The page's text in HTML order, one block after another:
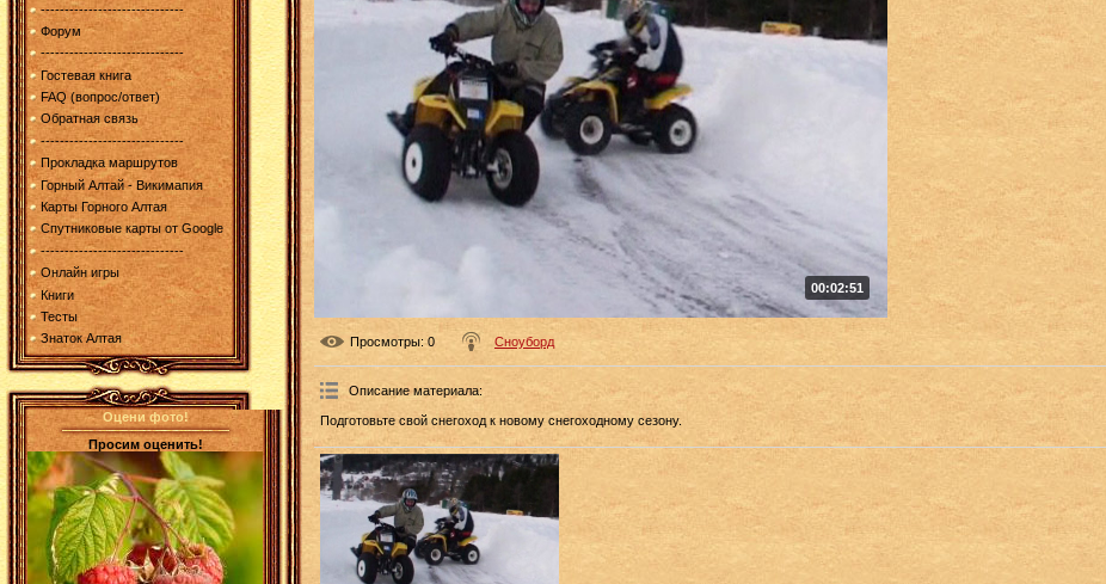
------------------------------
Форум
------------------------------
Гостевая книга
FAQ (вопрос/ответ)
Обратная связь
------------------------------
Прокладка маршрутов
Горный Алтай - Викимапия
Карты Горного Алтая
Спутниковые карты от Google
------------------------------
Онлайн игры
Книги
Тесты
Знаток Алтая
Оцени фото!
Просим оценить!
00:02:51
Просмотры: 0 Сноуборд
Описание материала:
Подготовьте свой снегоход к новому снегоходному сезону.